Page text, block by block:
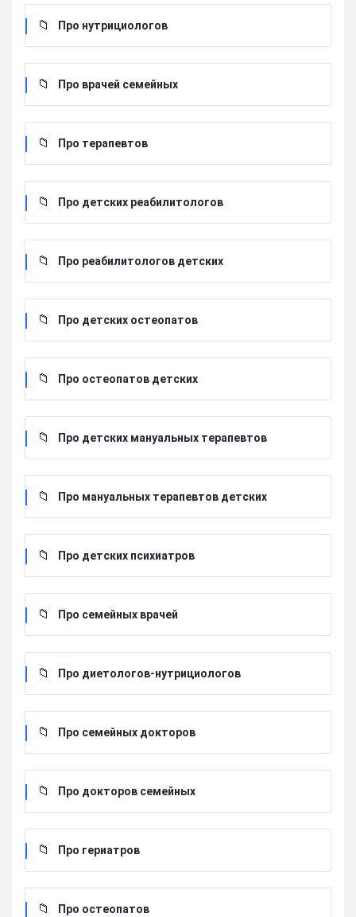
Про нутрициологов
Про врачей семейных
Про терапевтов
Про детских реабилитологов
Про реабилитологов детских
Про детских остеопатов
Про остеопатов детских
Про детских мануальных терапевтов
Про мануальных терапевтов детских
Про детских психиатров
Про семейных врачей
Про диетологов-нутрициологов
Про семейных докторов
Про докторов семейных
Про гериатров
Про остеопатов